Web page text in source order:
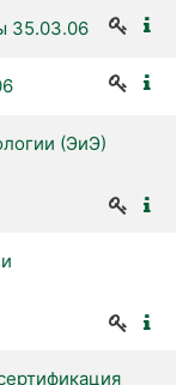
35.03.06
(ЭиЭ)